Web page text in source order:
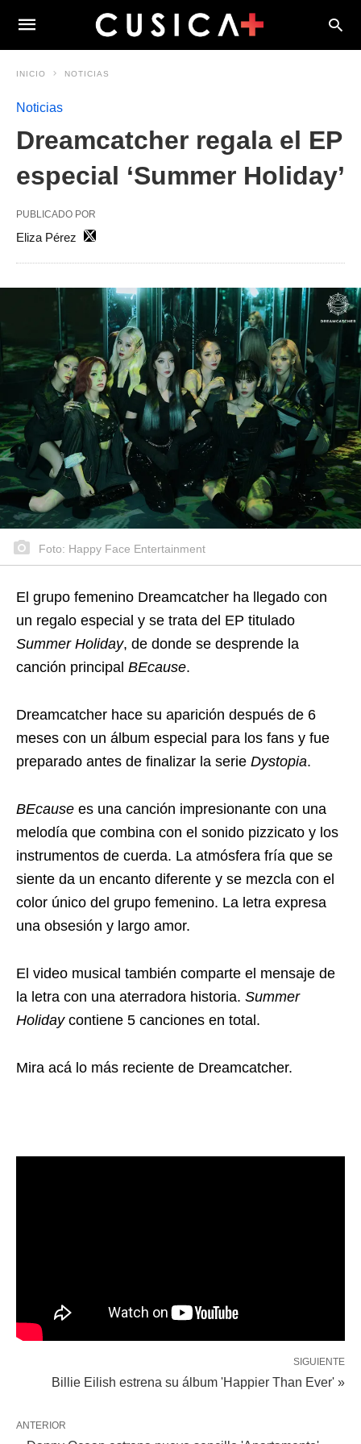
INICIO NOTICIAS
Noticias
Dreamcatcher regala el EP
especial ‘Summer Holiday’
PUBLICADO POR
Eliza Pérez
Foto: Happy Face Entertainment
El grupo femenino Dreamcatcher ha llegado con
un regalo especial y se trata del EP titulado
Summer Holiday, de donde se desprende la
canción principal BEcause.
Dreamcatcher hace su aparición después de 6
meses con un álbum especial para los fans y fue
preparado antes de finalizar la serie Dystopia.
BEcause es una canción impresionante con una
melodía que combina con el sonido pizzicato y los
instrumentos de cuerda. La atmósfera fría que se
siente da un encanto diferente y se mezcla con el
color único del grupo femenino. La letra expresa
una obsesión y largo amor.
El video musical también comparte el mensaje de
la letra con una aterradora historia. Summer
Holidaycontiene 5 canciones en total.
Mira acá lo más reciente de Dreamcatcher.
SIGUIENTE
Billie Eilish estrena su álbum 'Happier Than Ever' »
ANTERIOR